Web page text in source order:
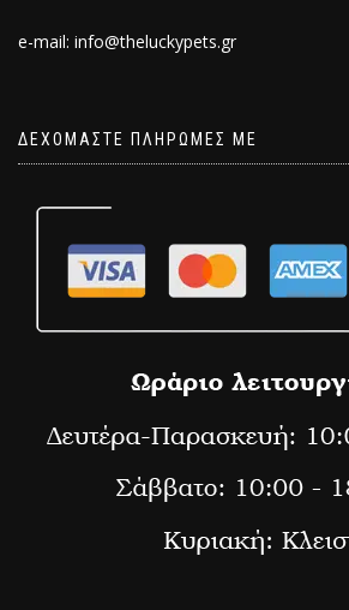
e-mail: info@theluckypets.gr
ΔΕΧΟΜΑΣΤΕ ΠΛΗΡΩΜΕΣ ΜΕ